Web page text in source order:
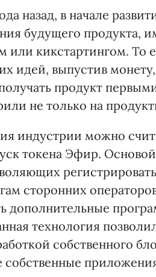
назад, в начале
будущего продукта,
или кикстартингом. То
идей, выпустив
продукт
не только на
индустрии можно
токена Эфир. Основой
сторонних
дополнительные
технология
собственного
собственные